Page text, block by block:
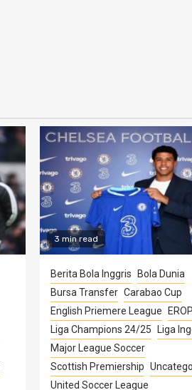
3 min read
Berita Bola Inggris
Bola Dunia
Bursa Transfer Carabao Cup
English Priemere League
Liga Champions 24/25
Liga
Major League Soccer
Scottish Premiership
United Soccer League